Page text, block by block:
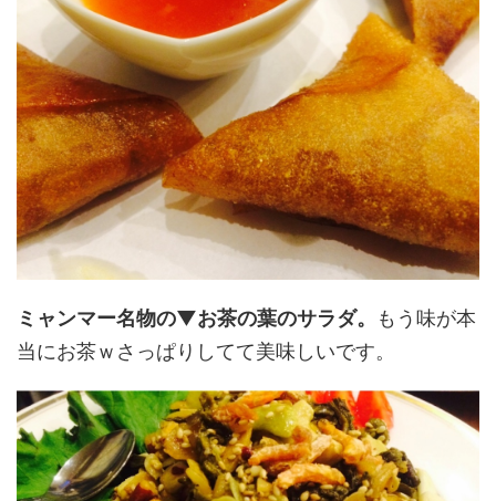
ミャンマー名物の▼お茶の葉のサラダ。
もう味が本
当にお茶ｗさっぱりしてて美味しいです。